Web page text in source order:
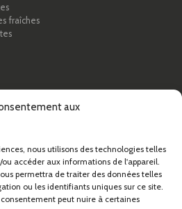
aux
nous utilisons des technologies telles
accéder aux informations de l'appareil.
permettra de traiter des données telles
ou les identifiants uniques sur ce site.
peut nuire à certaines
fraîches